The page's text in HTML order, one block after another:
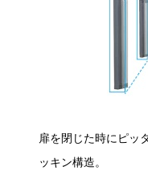
扉を閉じた時にピッ
ッキン構造。